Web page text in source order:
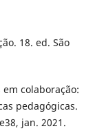
18. ed. São
em colaboração:
pedagógicas.
jan. 2021.